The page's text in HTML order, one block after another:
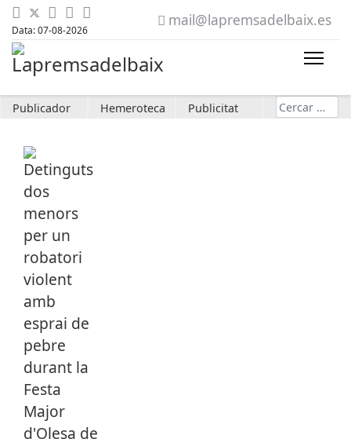
Data: 07-08-2026
mail@lapremsadelbaix.es
Publicador Hemeroteca Publicitat Cerca